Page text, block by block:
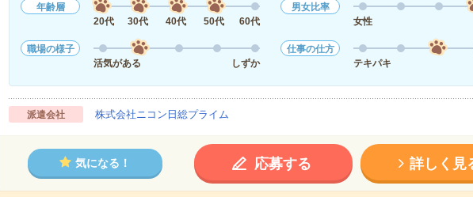
年齢層
20代
30代 40代 50代 60代
男女比率
女性
職場の様子
活気がある
しずか
仕事の仕方
テキパキ
派遣会社 株式会社ニコン日総プライム
気になる！ 応募する 詳しく見